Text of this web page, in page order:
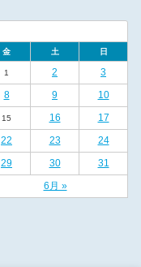
金 土 日
1 2
3
8 9 10
15 16
17
22 23 24
29 30
31
6月 »